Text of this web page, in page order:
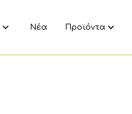
Νέα Προϊόντα